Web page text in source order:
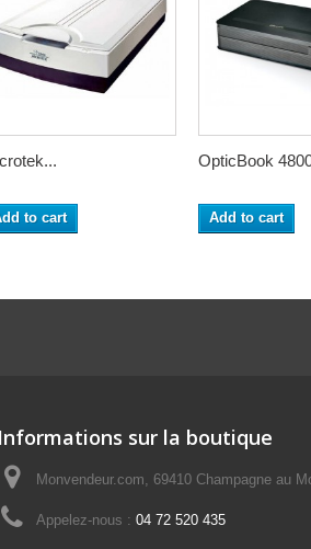
to cart
OpticBook
Add to cart
sur la boutique
Monvendeur.com, 69410 Champagne au
Appelez-nous : 04 72 520 435